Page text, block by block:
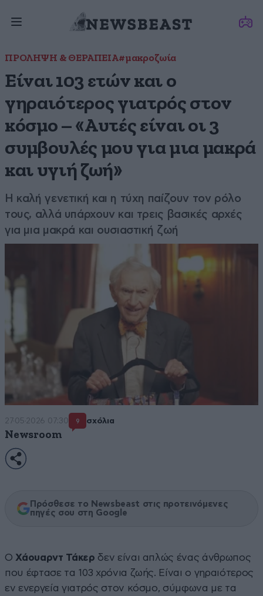
ΠΡΟΛΗΨΗ & ΘΕΡΑΠΕΙΑ#μακροζωία
Είναι 103 ετών και ο
γηραιότερος γιατρός στον
κόσμο – «Αυτές είναι οι 3
συμβουλές μου για μια μακρά
και υγιή ζωή»
H καλή γενετική και η τύχη παίζουν τον ρόλο
τους, αλλά υπάρχουν και τρεις βασικές αρχές
για μια μακρά και ουσιαστική ζωή
27·05·2026 07:30 9 σχόλια
Newsroom
Πρόσθεσε το Newsbeast στις προτεινόμενες
πηγές σου στη Google
Ο Χάουαρντ Τάκερ δεν είναι απλώς ένας άνθρωπος
που έφτασε τα 103 χρόνια ζωής. Είναι ο γηραιότερος
εν ενεργεία γιατρός στον κόσμο, σύμφωνα με τα